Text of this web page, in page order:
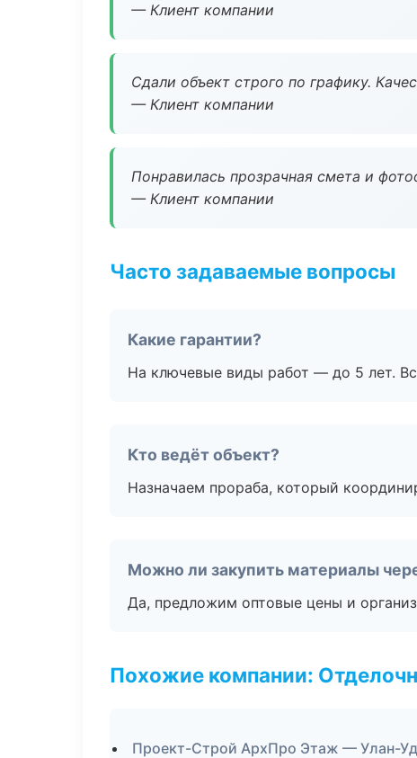
— Клиент компании
Сдали объект строго по графику.
— Клиент компании
Понравилась прозрачная смета и
— Клиент компании
Часто задаваемые вопросы
Какие гарантии?
На ключевые виды работ — до 5 лет.
Кто ведёт объект?
Назначаем прораба, который
Можно ли закупить материалы
Да, предложим оптовые цены и
Похожие компании:
Проект-Строй АрхПро Этаж — Улан-